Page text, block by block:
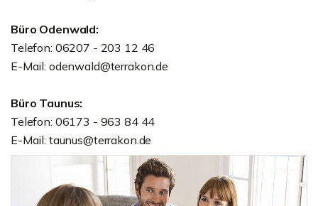
Büro Odenwald:
Telefon: 06207 - 203 12 46
E-Mail: odenwald@terrakon.de
Büro Taunus:
Telefon: 06173 - 963 84 44
E-Mail: taunus@terrakon.de